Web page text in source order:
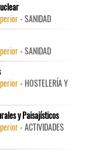
- SANIDAD
- SANIDAD
- HOSTELERÍA Y
y Paisajísticos
- ACTIVIDADES